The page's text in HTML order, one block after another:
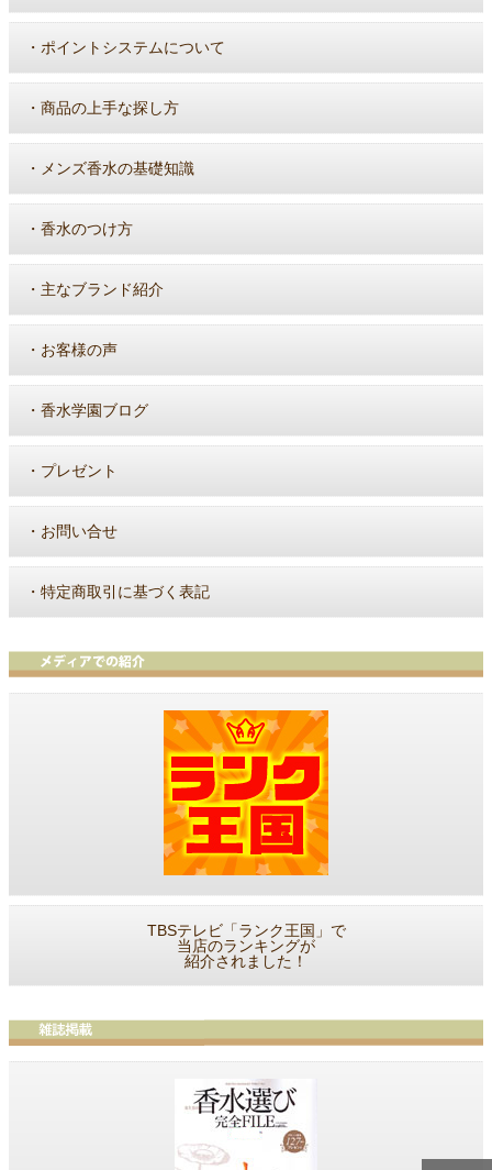
・ ポイントシステムについて
・ 商品の上手な探し方
・ メンズ香水の基礎知識
・ 香水のつけ方
・ 主なブランド紹介
・ お客様の声
・ 香水学園ブログ
・ プレゼント
・ お問い合せ
・ 特定商取引に基づく表記
TBSテレビ「ランク王国」で
当店のランキングが
紹介されました！